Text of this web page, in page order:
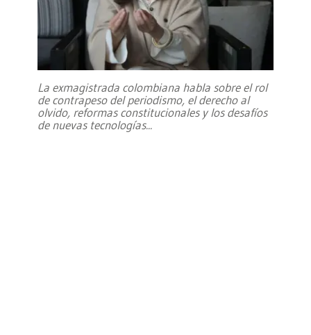
La exmagistrada colombiana habla sobre el rol
de contrapeso del periodismo, el derecho al
olvido, reformas constitucionales y los desafíos
de nuevas tecnologías...